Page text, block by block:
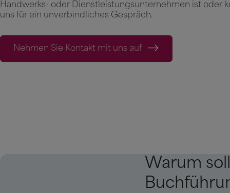
Handwerks- oder Dienstleistungsunternehmen ist oder
uns für ein unverbindliches Gespräch.
Nehmen Sie Kontakt mit uns auf
Warum